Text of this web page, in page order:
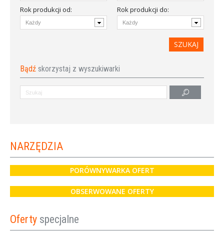
Rok produkcji od: Rok produkcji do:
Bądź skorzystaj z wyszukiwarki
NARZĘDZIA
PORÓWNYWARKA OFERT
OBSERWOWANE OFERTY
Oferty specjalne